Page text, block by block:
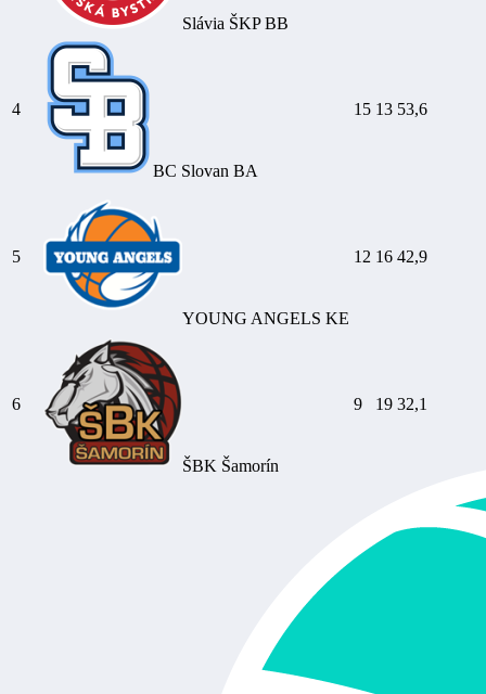
Slávia ŠKP BB
4
BC Slovan BA
15 13 53,6
5
YOUNG ANGELS KE
12 16 42,9
6
ŠBK Šamorín
9 19 32,1